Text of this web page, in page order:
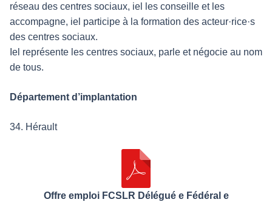
réseau des centres sociaux, iel les conseille et les
accompagne, iel participe à la formation des acteur·rice·s
des centres sociaux.
Iel représente les centres sociaux, parle et négocie au nom
de tous.
Département d’implantation
34. Hérault
Offre emploi FCSLR Délégué e Fédéral e